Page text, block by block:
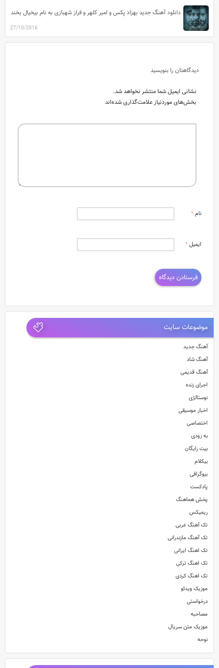
دانلود آهنگ جدید بهزاد پکس و امیر کلهر و فراز شهبازی به نام بیخیال بخند
27/10/2016
دیدگاهتان را بنویسید
نشانی ایمیل شما منتشر نخواهد شد.
بخش‌های موردنیاز علامت‌گذاری شده‌اند
نام*
ایمیل*
موضوعات سایت
آهنگ جدید
آهنگ شاد
آهنگ قدیمی
اجرای زنده
نوستالژی
اخبار موسیقی
اختصاصی
به زودی
بیت رایگان
بیکلام
بیوگرافی
پادکست
پخش هماهنگ
ریمیکس
تک آهنگ عربی
تک آهنگ مازندرانی
تک اهنگ ایرانی
تک اهنگ ترکی
تک اهنگ کردی
موزیک ویدئو
درخواستی
مصاحبه
موزیک متن سریال
نوحه